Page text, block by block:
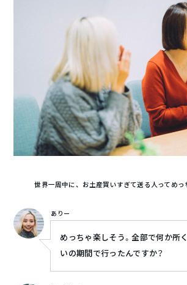
世界一周中に、お土産買いすぎて送る人ってめ
ありー
めっちゃ楽しそう。全部で何か所
いの期間で行ったんですか？